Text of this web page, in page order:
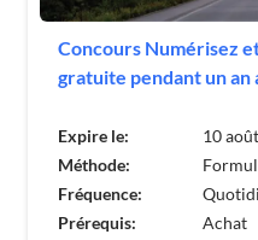
Concours Numérisez
gratuite pendant un an
Expire le:
10
Méthode:
Fréquence:
Prérequis:
Achat